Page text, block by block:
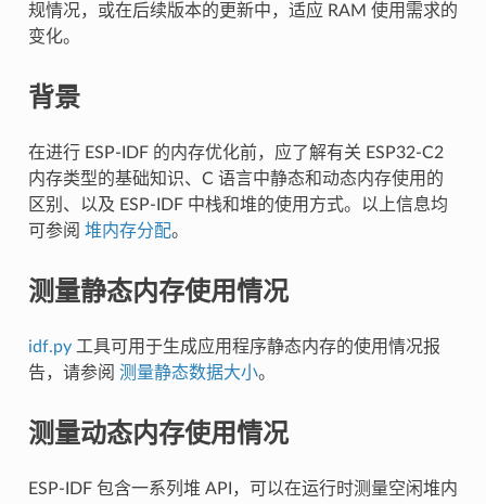
规情况，或在后续版本的更新中，适应 RAM 使用需求的
变化。
背景
在进行 ESP-IDF 的内存优化前，应了解有关 ESP32-C2
内存类型的基础知识、C 语言中静态和动态内存使用的
区别、以及 ESP-IDF 中栈和堆的使用方式。以上信息均
可参阅 堆内存分配。
测量静态内存使用情况
idf.py工具可用于生成应用程序静态内存的使用情况报
告，请参阅 测量静态数据大小。
测量动态内存使用情况
ESP-IDF 包含一系列堆 API，可以在运行时测量空闲堆内